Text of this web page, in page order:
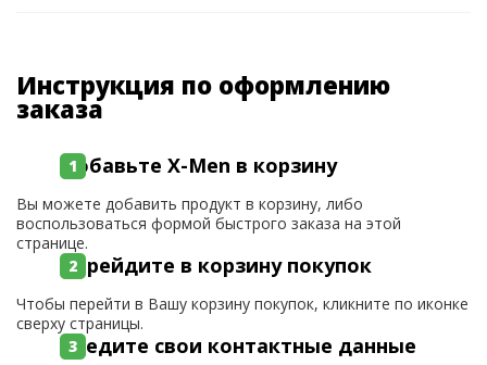
Инструкция по оформлению
заказа
Добавьте X-Men в корзину
Вы можете добавить продукт в корзину, либо
воспользоваться формой быстрого заказа на этой
странице.
Перейдите в корзину покупок
Чтобы перейти в Вашу корзину покупок, кликните по иконке
сверху страницы.
Введите свои контактные данные